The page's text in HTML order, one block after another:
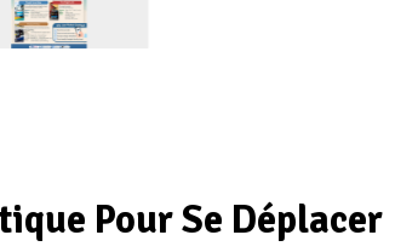
Pour Se Déplacer